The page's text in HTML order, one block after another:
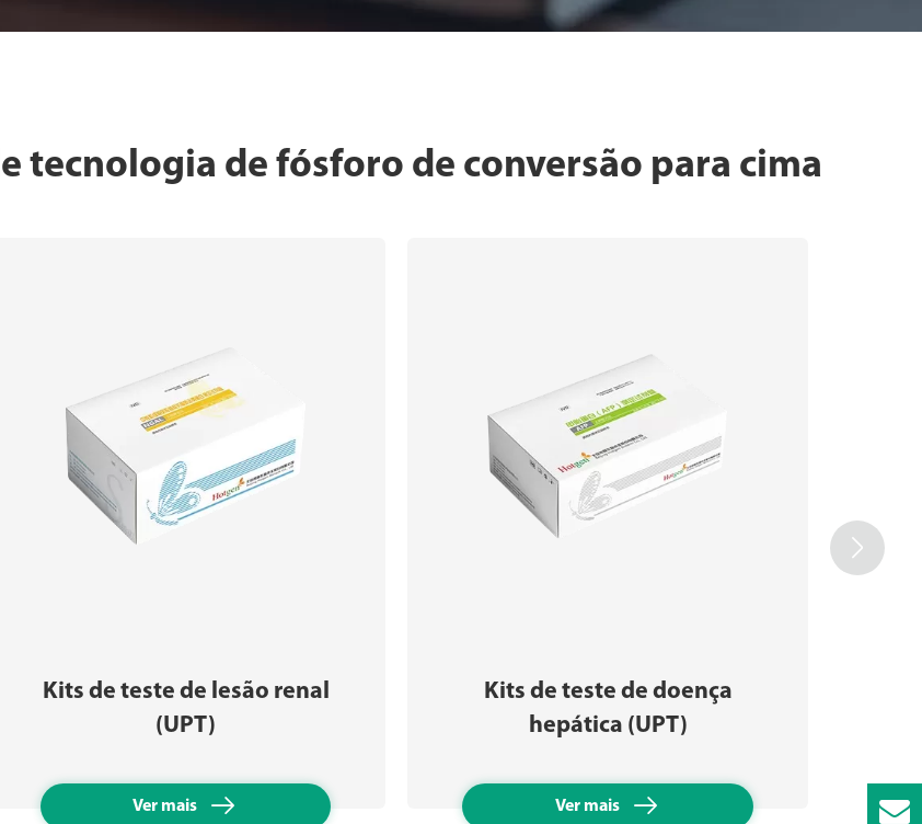
tecnologia de fósforo de conversão para cima
Kits de teste de lesão renal
(UPT)
Ver mais 
Kits de teste de doença
hepática (UPT)
Ver mais 
